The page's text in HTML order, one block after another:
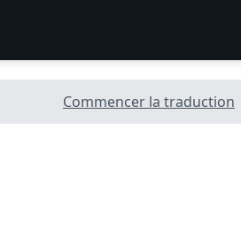
Commencer la traduction